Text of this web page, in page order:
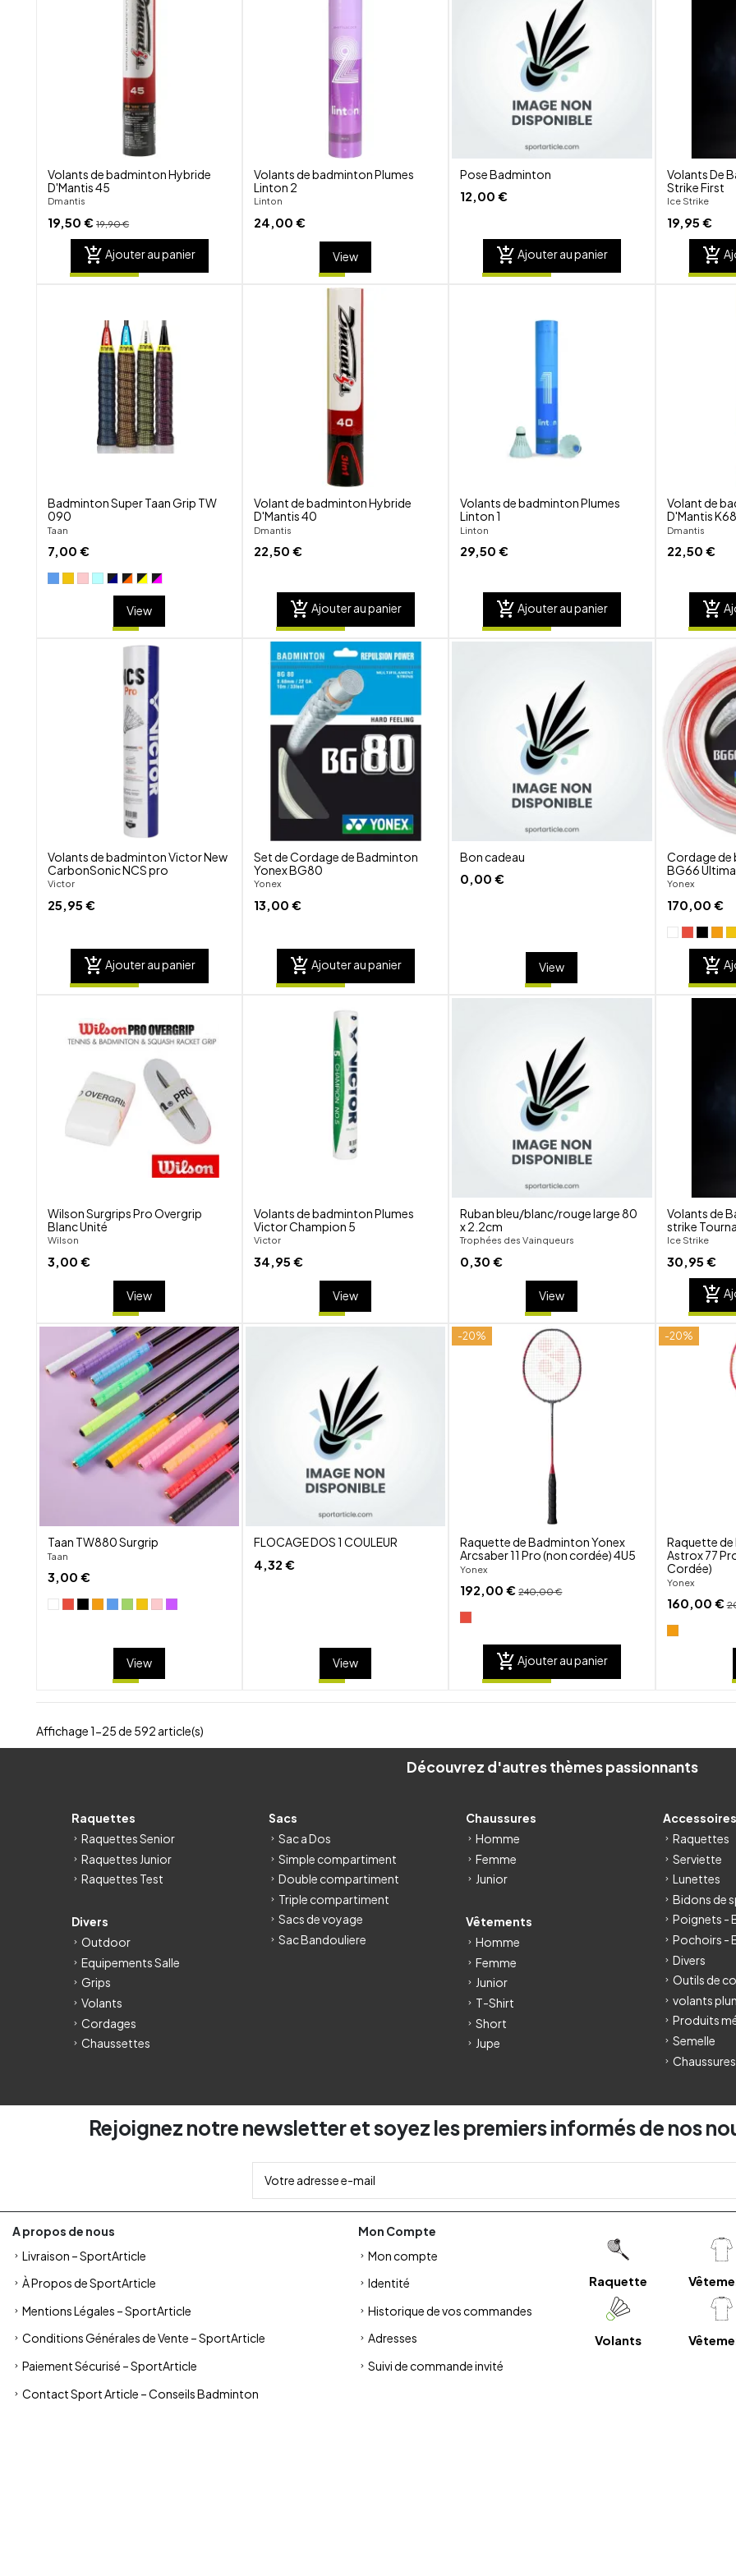
Volants de badminton Hybride
D'Mantis 45
Dmantis
19,50 €19,90 €
add_shopping_cart Ajouter au panier
Volants de badminton Plumes
Linton 2
Linton
24,00 €
View
Pose Badminton
12,00 €
add_shopping_cart Ajouter au panier
Volants De
Strike First
Ice Strike
19,95 €
add_shopping_cart
Badminton Super Taan Grip TW
090
Taan
7,00 €
View
Volant de badminton Hybride
D'Mantis 40
Dmantis
22,50 €
add_shopping_cart Ajouter au panier
Volants de badminton Plumes
Linton 1
Linton
29,50 €
add_shopping_cart Ajouter au panier
Volant de
D'Mantis K68
Dmantis
22,50 €
add_shopping_cart
Volants de badminton Victor New
CarbonSonic NCS pro
Victor
25,95 €
add_shopping_cart Ajouter au panier
shuffle
Set de Cordage de Badminton
Yonex BG80
Yonex
13,00 €
add_shopping_cart Ajouter au panier
Bon cadeau
0,00 €
View
Cordage de
BG66
Yonex
170,00 €
add_shopping_cart
Wilson Surgrips Pro Overgrip
Blanc Unité
Wilson
3,00 €
View
Volants de badminton Plumes
Victor Champion 5
Victor
34,95 €
View
Ruban bleu/blanc/rouge large 80
x 2.2cm
Trophées des Vainqueurs
0,30 €
View
Volants de
strike
Ice Strike
30,95 €
add_shopping_cart
shuffle
favorite_border
visibility
Taan TW880 Surgrip
Taan
3,00 €
View
FLOCAGE DOS 1 COULEUR
4,32 €
View
-20%
Raquette de Badminton Yonex
Arcsaber 11 Pro (non cordée) 4U5
Yonex
192,00 €240,00 €
add_shopping_cart Ajouter au panier
-20%
Raquette
Astrox 77
Cordée)
Yonex
160,00 €
Affichage 1-25 de 592 article(s)
Découvrez d'autres thèmes passionnants
Raquettes
Raquettes Senior
Raquettes Junior
Raquettes Test
Divers
Outdoor
Equipements Salle
Grips
Volants
Cordages
Chaussettes
Sacs
Sac a Dos
Simple compartiment
Double compartiment
Triple compartiment
Sacs de voyage
Sac Bandouliere
Chaussures
Homme
Femme
Junior
Vêtements
Homme
Femme
Junior
T-Shirt
Short
Jupe
Accessoires
Raquettes
Serviette
Lunettes
Bidons de
Poignets -
Pochoirs -
Divers
Outils de
volants
Produits
Semelle
Chaussures
Rejoignez notre newsletter et soyez les premiers informés de nos
A propos de nous
Livraison – SportArticle
À Propos de SportArticle
Mentions Légales – SportArticle
Conditions Générales de Vente – SportArticle
Paiement Sécurisé – SportArticle
Contact Sport Article – Conseils Badminton
Mon Compte
Mon compte
Identité
Historique de vos commandes
Adresses
Suivi de commande invité
Raquette
Volants